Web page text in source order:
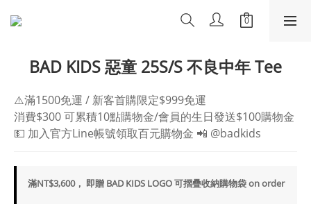
BAD KIDS 惡童 25S/S 不良中年 Tee
⚠️滿1500免運 / 新客首購限定$999免運
消費$300 可累積10點購物金/會員的生日發送$100購物金
💵 加入官方Line帳號領取百元購物金 📲 @badkids
滿NT$3,600， 即贈 BAD KIDS LOGO 可摺疊收納購物袋 on order